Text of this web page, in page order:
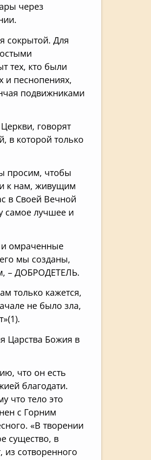
через
сокрытой. Для
тех, кто были
и песнопениях,
подвижниками
говорят
в которой только
просим, чтобы
к нам, живущим
в Своей Вечной
самое лучшее и
омраченные
мы созданы,
– ДОБРОДЕТЕЛЬ.
только кажется,
не было зла,
Царства Божия в
что он есть
благодати.
что тело это
с Горним
«В творении
существо, в
сотворенного